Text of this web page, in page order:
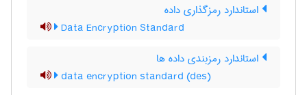
استاندارد رمزگذاری داده
Data Encryption Standard
استاندارد رمزبندی داده ها
data encryption standard (des)